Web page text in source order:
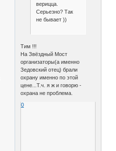
верицца.
Серьезно? Так
не бывает ))
Тим !!!
На Звёздный Мост
организаторы(а именно
Зедовский отец) брали
охрану именно по этой
цене...Т.ч. я ж и говорю -
охрана не проблема.
0